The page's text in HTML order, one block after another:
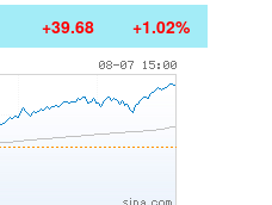
+39.68 +1.02%